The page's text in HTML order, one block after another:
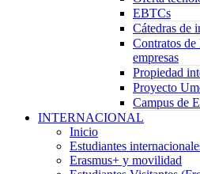
EBTCs
Cátedras de
Contratos
empresas
Propiedad
Proyecto
Campus de
INTERNACIONAL
Inicio
Estudiantes
Erasmus+ y movilidad